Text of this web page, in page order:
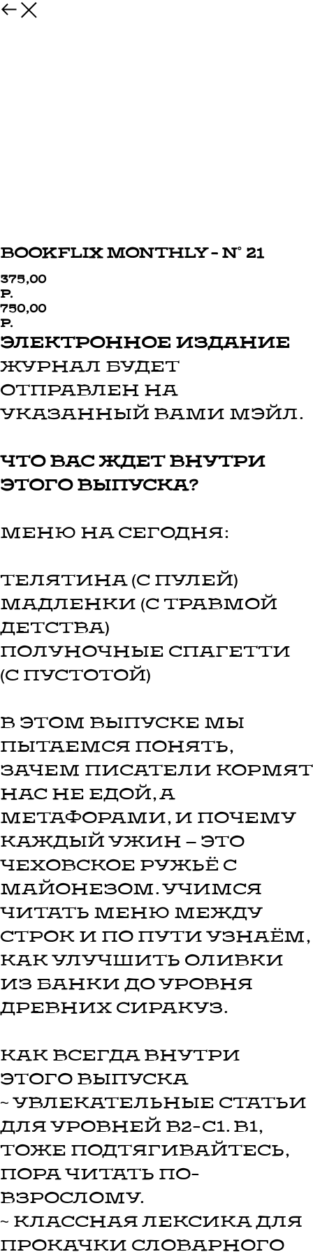
Bookflix Monthly - n˚ 21
375,00
р.
750,00
р.
Электронное издание
Журнал будет
отправлен на
указанный вами мэйл.
Что вас ждет внутри
этого выпуска?
Меню на сегодня:
телятина (с пулей)
мадленки (с травмой
детства)
полуночные спагетти
(с пустотой)
В этом выпуске мы
пытаемся понять,
зачем писатели кормят
нас не едой, а
метафорами, и почему
каждый ужин — это
чеховское ружьё с
майонезом. Учимся
читать меню между
строк и по пути узнаём,
как улучшить оливки
из банки до уровня
древних Сиракуз.
Как всегда внутри
этого выпуска
~ увлекательные статьи
для уровней В2-С1. B1,
тоже подтягивайтесь,
пора читать по-
взрослому.
~ классная лексика для
прокачки словарного